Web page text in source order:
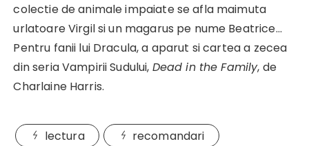
colectie de animale impaiate se afla maimuta
urlatoare Virgil si un magarus pe nume Beatrice…
Pentru fanii lui Dracula, a aparut si cartea a zecea
din seria Vampirii Sudului, Dead in the Family, de
Charlaine Harris.
lectura recomandari